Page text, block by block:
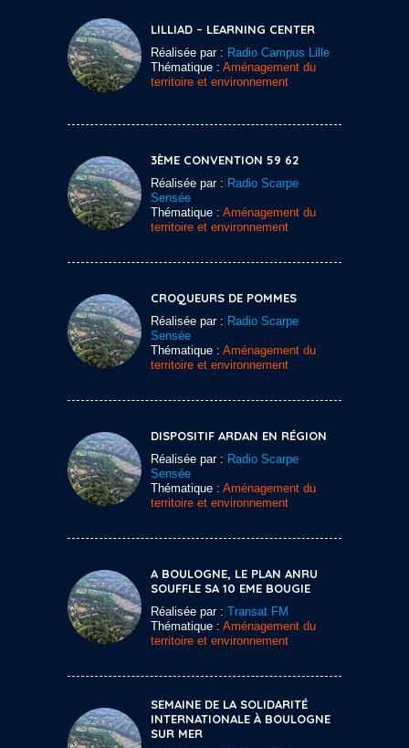
LILLIAD – LEARNING CENTER
Réalisée par : Radio Campus Lille
Thématique : Aménagement du
territoire et environnement
3ÈME CONVENTION 59 62
Réalisée par : Radio Scarpe
Sensée
Thématique : Aménagement du
territoire et environnement
CROQUEURS DE POMMES
Réalisée par : Radio Scarpe
Sensée
Thématique : Aménagement du
territoire et environnement
DISPOSITIF ARDAN EN RÉGION
Réalisée par : Radio Scarpe
Sensée
Thématique : Aménagement du
territoire et environnement
A BOULOGNE, LE PLAN ANRU
SOUFFLE SA 10 EME BOUGIE
Réalisée par : Transat FM
Thématique : Aménagement du
territoire et environnement
SEMAINE DE LA SOLIDARITÉ
INTERNATIONALE À BOULOGNE
SUR MER